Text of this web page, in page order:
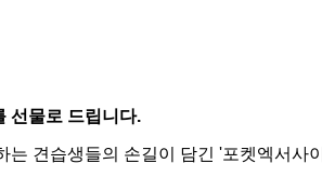
선물로 드립니다.
는 견습생들의 손길이 담긴 '포켓엑서사